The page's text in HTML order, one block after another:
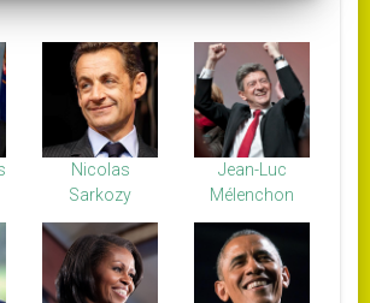
Nicolas
Sarkozy
Jean-Luc
Mélenchon